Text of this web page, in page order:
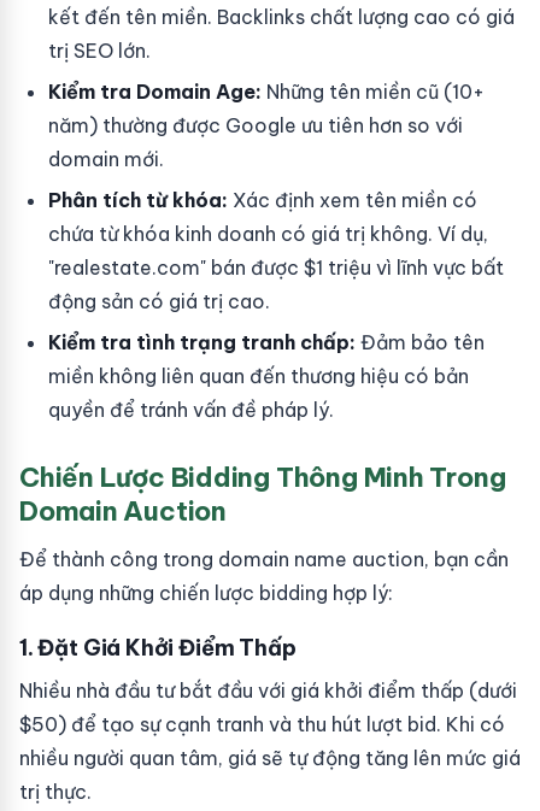
kết đến tên miền. Backlinks chất lượng cao có giá
trị SEO lớn.
Kiểm tra Domain Age: Những tên miền cũ (10+
năm) thường được Google ưu tiên hơn so với
domain mới.
Phân tích từ khóa: Xác định xem tên miền có
chứa từ khóa kinh doanh có giá trị không. Ví dụ,
"realestate.com" bán được $1 triệu vì lĩnh vực bất
động sản có giá trị cao.
Kiểm tra tình trạng tranh chấp: Đảm bảo tên
miền không liên quan đến thương hiệu có bản
quyền để tránh vấn đề pháp lý.
Chiến Lược Bidding Thông Minh Trong
Domain Auction
Để thành công trong domain name auction, bạn cần
áp dụng những chiến lược bidding hợp lý:
1. Đặt Giá Khởi Điểm Thấp
Nhiều nhà đầu tư bắt đầu với giá khởi điểm thấp (dưới
$50) để tạo sự cạnh tranh và thu hút lượt bid. Khi có
nhiều người quan tâm, giá sẽ tự động tăng lên mức giá
trị thực.